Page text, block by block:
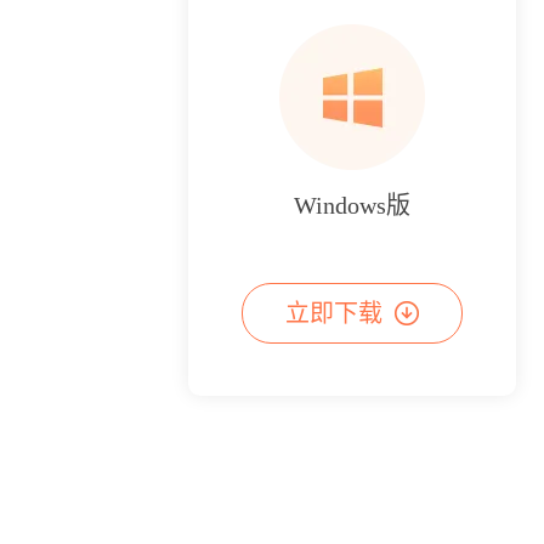
Windows版
立即下载